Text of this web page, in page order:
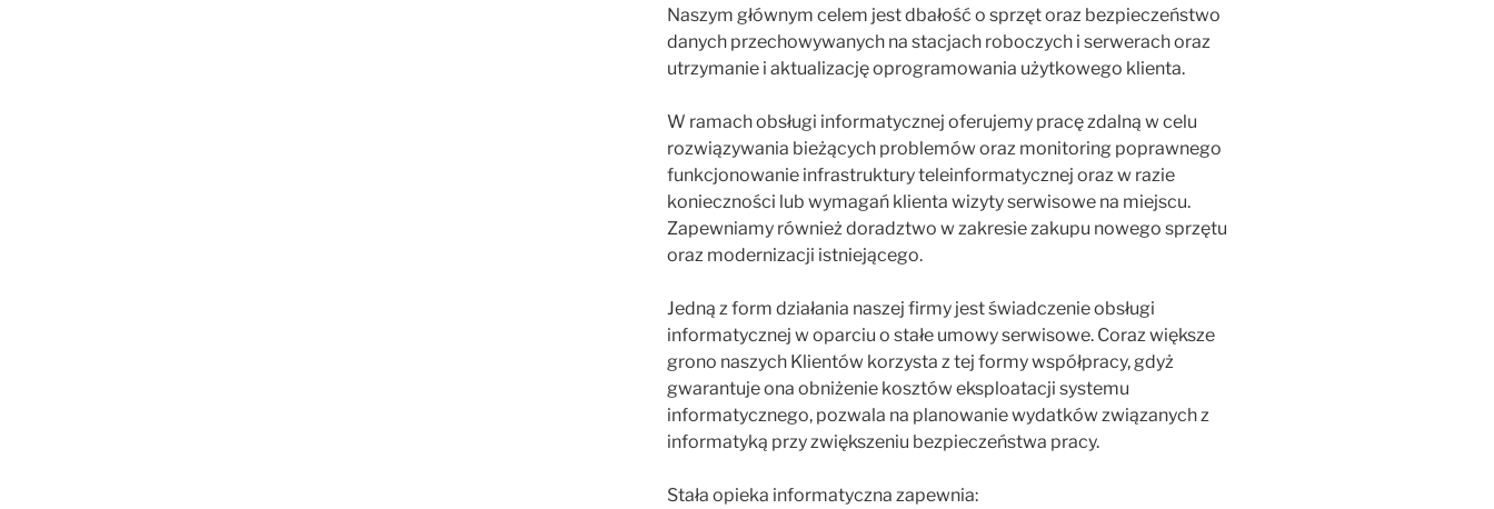
Naszym głównym celem jest dbałość o sprzęt oraz bezpieczeństwo
danych przechowywanych na stacjach roboczych i serwerach oraz
utrzymanie i aktualizację oprogramowania użytkowego klienta.
W ramach obsługi informatycznej oferujemy pracę zdalną w celu
rozwiązywania bieżących problemów oraz monitoring poprawnego
funkcjonowanie infrastruktury teleinformatycznej oraz w razie
konieczności lub wymagań klienta wizyty serwisowe na miejscu.
Zapewniamy również doradztwo w zakresie zakupu nowego sprzętu
oraz modernizacji istniejącego.
Jedną z form działania naszej firmy jest świadczenie obsługi
informatycznej w oparciu o stałe umowy serwisowe. Coraz większe
grono naszych Klientów korzysta z tej formy współpracy, gdyż
gwarantuje ona obniżenie kosztów eksploatacji systemu
informatycznego, pozwala na planowanie wydatków związanych z
informatyką przy zwiększeniu bezpieczeństwa pracy.
Stała opieka informatyczna zapewnia: